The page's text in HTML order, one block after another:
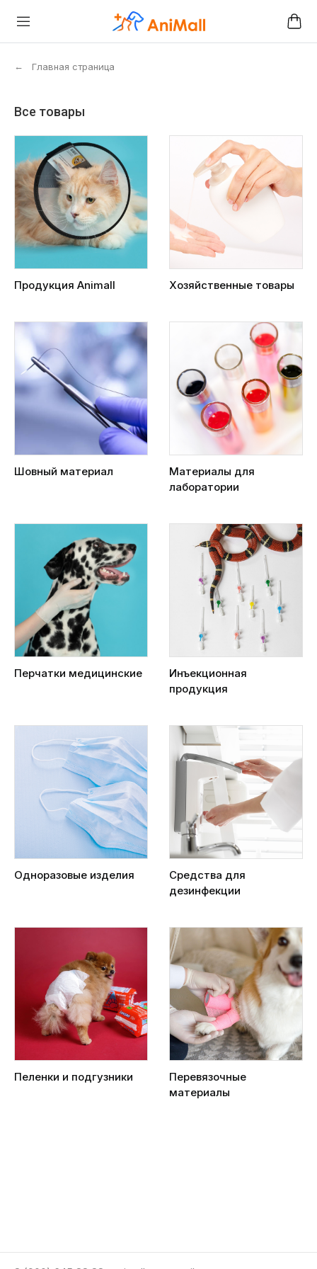
← Главная страница
Все товары
Продукция Animall Хозяйственные товары
Шовный материал
Материалы для
лаборатории
Перчатки медицинские
Инъекционная
продукция
Одноразовые изделия
Средства для
дезинфекции
Пеленки и подгузники
Перевязочные
материалы